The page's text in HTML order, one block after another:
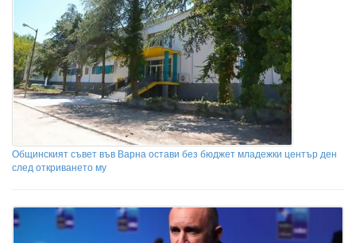
Общинският съвет във Варна остави без бюджет младежки център ден
след откриването му